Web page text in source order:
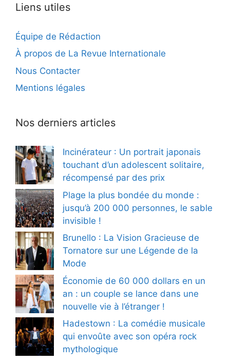
Liens utiles
Équipe de Rédaction
À propos de La Revue Internationale
Nous Contacter
Mentions légales
Nos derniers articles
Incinérateur : Un portrait japonais
touchant d’un adolescent solitaire,
récompensé par des prix
Plage la plus bondée du monde :
jusqu’à 200 000 personnes, le sable
invisible !
Brunello : La Vision Gracieuse de
Tornatore sur une Légende de la
Mode
Économie de 60 000 dollars en un
an : un couple se lance dans une
nouvelle vie à l’étranger !
Hadestown : La comédie musicale
qui envoûte avec son opéra rock
mythologique